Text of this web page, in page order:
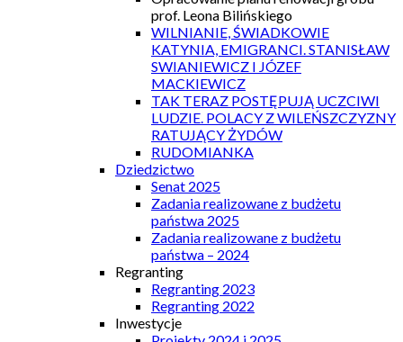
prof. Leona Bilińskiego
WILNIANIE, ŚWIADKOWIE
KATYNIA, EMIGRANCI. STANISŁAW
SWIANIEWICZ I JÓZEF
MACKIEWICZ
TAK TERAZ POSTĘPUJĄ UCZCIWI
LUDZIE. POLACY Z WILEŃSZCZYZNY
RATUJĄCY ŻYDÓW
RUDOMIANKA
Dziedzictwo
Senat 2025
Zadania realizowane z budżetu
państwa 2025
Zadania realizowane z budżetu
państwa – 2024
Regranting
Regranting 2023
Regranting 2022
Inwestycje